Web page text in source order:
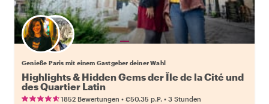
Wähle deinen Lieblingsgastgeber
Genieße Paris mit einem Gastgeber deiner Wahl
Highlights & Hidden Gems der Île de la Cité und
des Quartier Latin
1852 Bewertungen • €50.35 p.P. • 3 Stunden